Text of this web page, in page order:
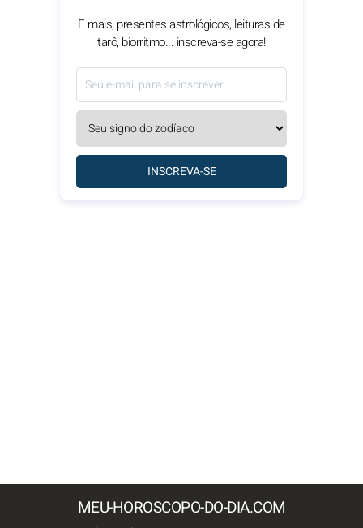
E mais, presentes astrológicos, leituras de
tarô, biorritmo... inscreva-se agora!
INSCREVA-SE
MEU-HOROSCOPO-DO-DIA.COM